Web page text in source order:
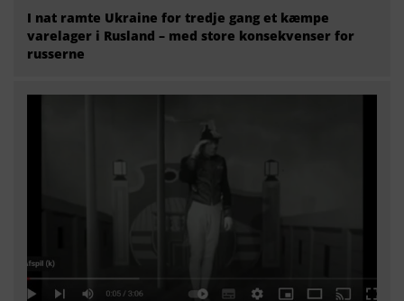
I nat ramte Ukraine for tredje gang et kæmpe
varelager i Rusland – med store konsekvenser for
russerne